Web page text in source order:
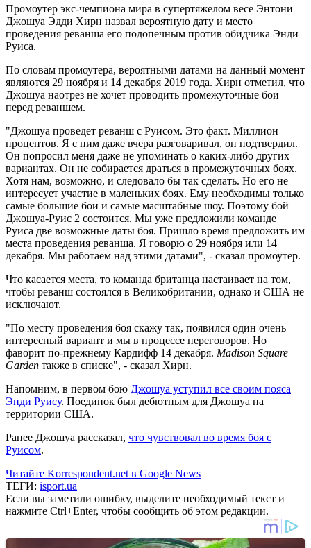
Промоутер экс-чемпиона мира в супертяжелом весе Энтони
Джошуа Эдди Хирн назвал вероятную дату и место
проведения реванша его подопечным против обидчика Энди
Руиса.
По словам промоутера, вероятными датами на данный момент
являются 29 ноября и 14 декабря 2019 года. Хирн отметил, что
Джошуа наотрез не хочет проводить промежуточные бои
перед реваншем.
"Джошуа проведет реванш с Руисом. Это факт. Миллион
процентов. Я с ним даже вчера разговаривал, он подтвердил.
Он попросил меня даже не упоминать о каких-либо других
вариантах. Он не собирается драться в промежуточных боях.
Хотя нам, возможно, и следовало бы так сделать. Но его не
интересует участие в маленьких боях. Ему необходимы только
самые большие бои и самые масштабные шоу. Поэтому бой
Джошуа-Руис 2 состоится. Мы уже предложили команде
Руиса две возможные даты боя. Пришло время предложить им
места проведения реванша. Я говорю о 29 ноября или 14
декабря. Мы работаем над этими датами", - сказал промоутер.
Что касается места, то команда британца настаивает на том,
чтобы реванш состоялся в Великобритании, однако и США не
исключают.
"По месту проведения боя скажу так, появился один очень
интересный вариант и мы в процессе переговоров. Но
фаворит по-прежнему Кардифф 14 декабря. Madison Square
Garden также в списке", - сказал Хирн.
Напомним, в первом бою Джошуа уступил все своим пояса
Энди Руису. Поединок был дебютным для Джошуа на
территории США.
Ранее Джошуа рассказал, что чувствовал во время боя с
Руисом.
Читайте Korrespondent.net в Google News
ТЕГИ: isport.ua
Если вы заметили ошибку, выделите необходимый текст и
нажмите Ctrl+Enter, чтобы сообщить об этом редакции.